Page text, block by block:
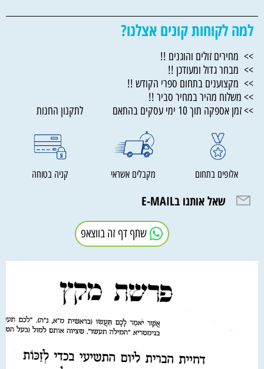
למה לקוחות קונים אצלנו?
>> מחירים זולים והוגנים !!
>> מבחר גדול ומעודכן !!
>> מקצוענים בתחום ספרי הקודש !!
>> משלוח מהיר במחיר סביר !!
>> זמן אספקה תוך 10 ימי עסקים בהתאם לתקנון החנות
אלופים בתחום מקבלים אשראי קניה בטוחה
שאל אותנו בE-MAIL
שתף דף זה בווצאפ